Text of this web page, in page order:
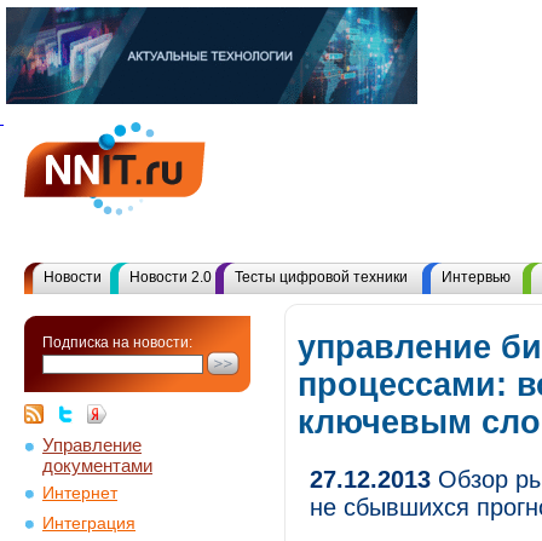
Новости Новости 2.0 Тесты цифровой техники Интервью
Подписка на новости:
Управление
документами
Интернет
Интеграция
управление
процессами:
ключевым
27.12.2013 Обзор
не сбывшихся